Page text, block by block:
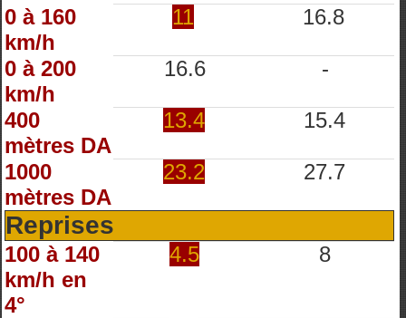
0 à 160
km/h
11 16.8
0 à 200
km/h
16.6 -
400
mètres DA
13.4 15.4
1000
mètres DA
23.2 27.7
Reprises
100 à 140
km/h en
4°
4.5 8